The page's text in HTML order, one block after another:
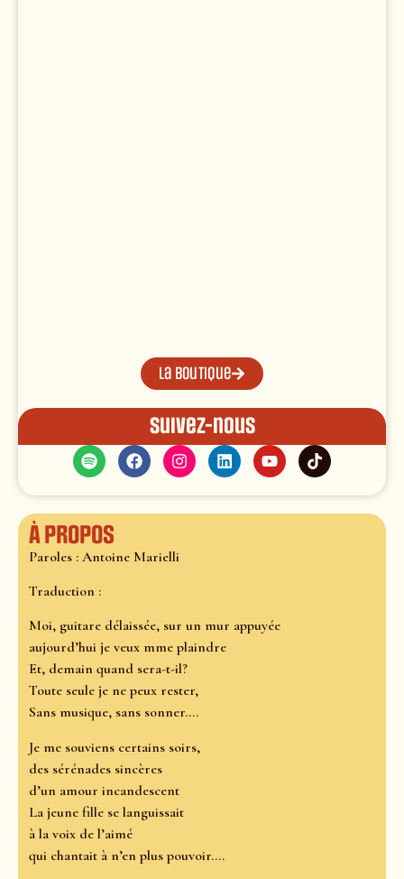
La boutique
Suivez-nous
À propos
Paroles : Antoine Marielli
Traduction :
Moi, guitare délaissée, sur un mur appuyée
aujourd’hui je veux mme plaindre
Et, demain quand sera-t-il?
Toute seule je ne peux rester,
Sans musique, sans sonner....
Je me souviens certains soirs,
des sérénades sincères
d’un amour incandescent
La jeune fille se languissait
à la voix de l’aimé
qui chantait à n’en plus pouvoir....